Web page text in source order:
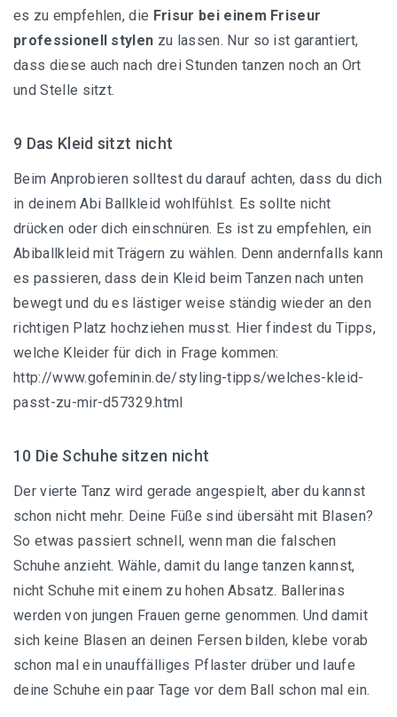
es zu empfehlen, die Frisur bei einem Friseur
professionell stylen zu lassen. Nur so ist garantiert,
dass diese auch nach drei Stunden tanzen noch an Ort
und Stelle sitzt.
9 Das Kleid sitzt nicht
Beim Anprobieren solltest du darauf achten, dass du dich
in deinem Abi Ballkleid wohlfühlst. Es sollte nicht
drücken oder dich einschnüren. Es ist zu empfehlen, ein
Abiballkleid mit Trägern zu wählen. Denn andernfalls kann
es passieren, dass dein Kleid beim Tanzen nach unten
bewegt und du es lästiger weise ständig wieder an den
richtigen Platz hochziehen musst. Hier findest du Tipps,
welche Kleider für dich in Frage kommen:
http://www.gofeminin.de/styling-tipps/welches-kleid-
passt-zu-mir-d57329.html
10 Die Schuhe sitzen nicht
Der vierte Tanz wird gerade angespielt, aber du kannst
schon nicht mehr. Deine Füße sind übersäht mit Blasen?
So etwas passiert schnell, wenn man die falschen
Schuhe anzieht. Wähle, damit du lange tanzen kannst,
nicht Schuhe mit einem zu hohen Absatz. Ballerinas
werden von jungen Frauen gerne genommen. Und damit
sich keine Blasen an deinen Fersen bilden, klebe vorab
schon mal ein unauffälliges Pflaster drüber und laufe
deine Schuhe ein paar Tage vor dem Ball schon mal ein.